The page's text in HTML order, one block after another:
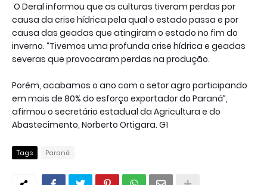
O Deral informou que as culturas tiveram perdas por
causa da crise hídrica pela qual o estado passa e por
causa das geadas que atingiram o estado no fim do
inverno. “Tivemos uma profunda crise hídrica e geadas
severas que provocaram perdas na produção.
Porém, acabamos o ano com o setor agro participando
em mais de 80% do esforço exportador do Paraná”,
afirmou o secretário estadual da Agricultura e do
Abastecimento, Norberto Ortigara. G1
Tags Paraná